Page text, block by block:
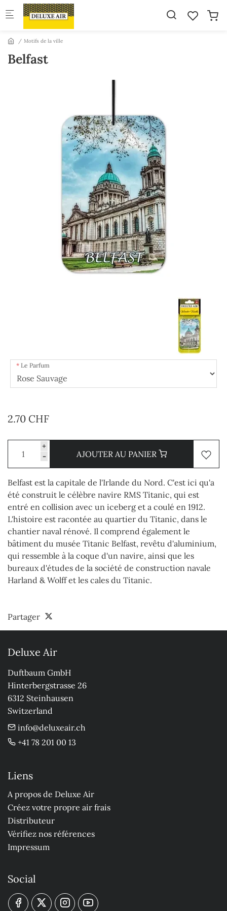
Skip to main content
Motifs de la ville
Belfast
Le Parfum
2.70 CHF
+
-
AJOUTER AU PANIER
Belfast est la capitale de l'Irlande du Nord. C'est ici qu'a
été construit le célèbre navire RMS Titanic, qui est
entré en collision avec un iceberg et a coulé en 1912.
L'histoire est racontée au quartier du Titanic, dans le
chantier naval rénové. Il comprend également le
bâtiment du musée Titanic Belfast, revêtu d'aluminium,
qui ressemble à la coque d'un navire, ainsi que les
bureaux d'études de la société de construction navale
Harland & Wolff et les cales du Titanic.
Partager
Deluxe Air
Duftbaum GmbH
Hinterbergstrasse 26
6312 Steinhausen
Switzerland
info@deluxeair.ch
+41 78 201 00 13
Liens
A propos de Deluxe Air
Créez votre propre air frais
Distributeur
Vérifiez nos références
Impressum
Social